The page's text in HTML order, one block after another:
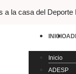
a la casa del Deporte
INICIO
Inicio
ADESP